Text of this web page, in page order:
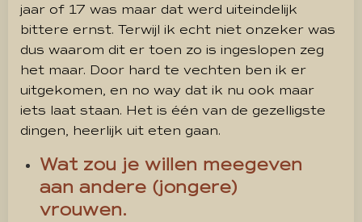
jaar of 17 was maar dat werd uiteindelijk
bittere ernst. Terwijl ik echt niet onzeker was
dus waarom dit er toen zo is ingeslopen zeg
het maar. Door hard te vechten ben ik er
uitgekomen, en no way dat ik nu ook maar
iets laat staan. Het is één van de gezelligste
dingen, heerlijk uit eten gaan.
Wat zou je willen meegeven
aan andere (jongere)
vrouwen.